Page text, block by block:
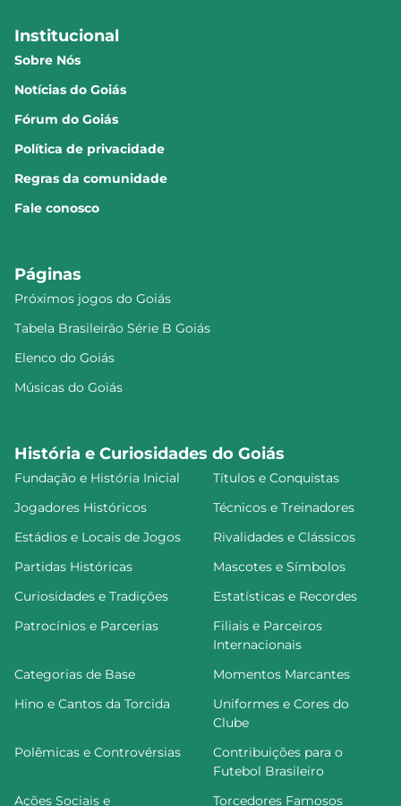
Institucional
Sobre Nós
Notícias do Goiás
Fórum do Goiás
Política de privacidade
Regras da comunidade
Fale conosco
Páginas
Próximos jogos do Goiás
Tabela Brasileirão Série B Goiás
Elenco do Goiás
Músicas do Goiás
História e Curiosidades do Goiás
Fundação e História Inicial
Títulos e Conquistas
Jogadores Históricos
Técnicos e Treinadores
Estádios e Locais de Jogos
Rivalidades e Clássicos
Partidas Históricas
Mascotes e Símbolos
Curiosidades e Tradições
Estatísticas e Recordes
Patrocínios e Parcerias
Filiais e Parceiros
Internacionais
Categorias de Base
Momentos Marcantes
Hino e Cantos da Torcida
Uniformes e Cores do
Clube
Polêmicas e Controvérsias
Contribuições para o
Futebol Brasileiro
Ações Sociais e
Torcedores Famosos